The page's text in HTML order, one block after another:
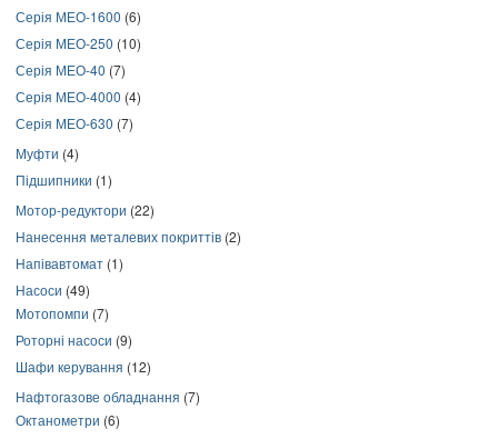
Серія МЕО-1600 (6)
Серія МЕО-250 (10)
Серія МЕО-40 (7)
Серія МЕО-4000 (4)
Серія МЕО-630 (7)
Муфти (4)
Підшипники (1)
Мотор-редуктори (22)
Нанесення металевих покриттів (2)
Напівавтомат (1)
Насоси (49)
Мотопомпи (7)
Роторні насоси (9)
Шафи керування (12)
Нафтогазове обладнання (7)
Октанометри (6)